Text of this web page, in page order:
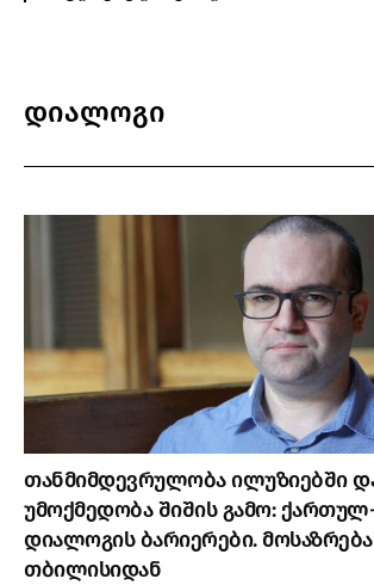
დიალოგი
თანმიმდევრულობა ილუზიებში
უმოქმედობა შიშის გამო:
დიალოგის ბარიერები. მოსაზრება
თბილისიდან